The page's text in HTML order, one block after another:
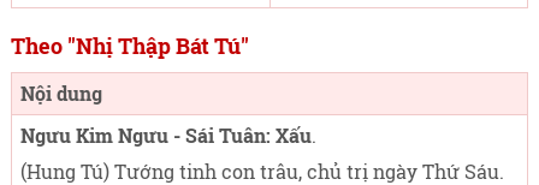
Theo "Nhị Thập Bát Tú"
Nội dung
Ngưu Kim Ngưu - Sái Tuân: Xấu.
(Hung Tú) Tướng tinh con trâu, chủ trị ngày Thứ Sáu.